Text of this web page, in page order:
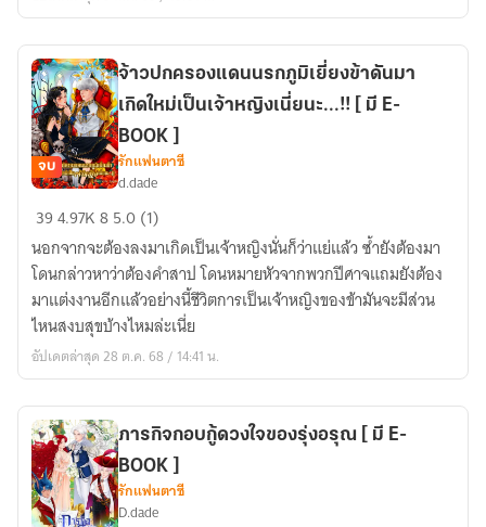
บ้าน
[
มี
E-
BOOK
]
ปกครอง
แดน
นรก
ภูมิ
เยี่ยง
ข้า
ดัน
มา
เกิด
ใหม่
เป็น
เจ้า
จบ
จ้าวปกครองแดนนรกภูมิเยี่ยงข้าดันมา
เกิดใหม่เป็นเจ้าหญิงเนี่ยนะ...!! [ มี E-
BOOK ]
รักแฟนตาซี
d.dade
394.97K85.0 (1)
นอกจากจะต้องลงมาเกิดเป็นเจ้าหญิงนั่นก็ว่าแย่แล้ว ซ้ำยังต้องมา
โดนกล่าวหาว่าต้องคำสาป โดนหมายหัวจากพวกปีศาจแถมยังต้อง
มาแต่งงานอีกแล้วอย่างนี้ชีวิตการเป็นเจ้าหญิงของข้ามันจะมีส่วน
ไหนสงบสุขบ้างไหมล่ะเนี่ย
อัปเดตล่าสุด 28 ต.ค. 68 / 14:41 น.
ภารกิจกอบกู้ดวงใจของรุ่งอรุณ [ มี E-
BOOK ]
รักแฟนตาซี
D.dade